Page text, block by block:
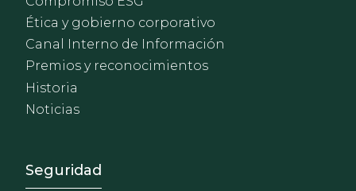
Ética y gobierno corporativo
Canal Interno de Información
Premios y reconocimientos
Historia
Noticias
Footer - Extranet y
Seguridad